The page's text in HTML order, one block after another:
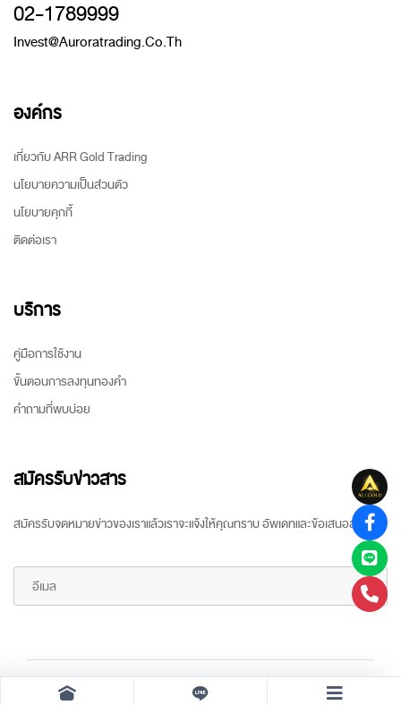
02-1789999
Invest@auroratrading.co.th
องค์กร
เกี่ยวกับ ARR Gold Trading
นโยบายความเป็นส่วนตัว
นโยบายคุกกี้
ติดต่อเรา
บริการ
คู่มือการใช้งาน
ขั้นตอนการลงทุนทองคำ
คำถามที่พบบ่อย
สมัครรับข่าวสาร
สมัครรับจดหมายข่าวของเราแล้วเราจะแจ้งให้คุณทราบ อัพเดทและข้อเสนอล่าสุด